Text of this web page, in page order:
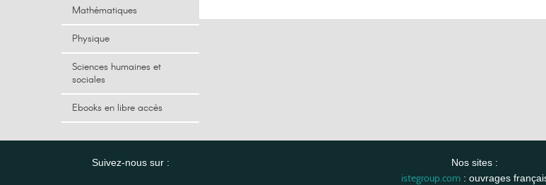
Mathématiques
Physique
Sciences humaines et
sociales
Ebooks en libre accès
Suivez-nous sur : Nos sites :
istegroup.com: ouvrages